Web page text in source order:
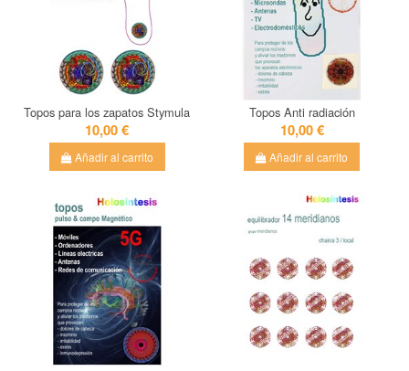
Topos para los zapatos Stymula
10,00 €
Añadir al carrito
Topos Anti radiación
10,00 €
Añadir al carrito